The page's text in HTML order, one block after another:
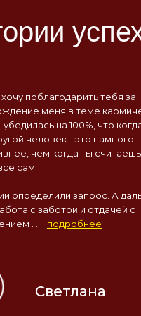
поблагодарить тебя за
меня в теме
на 100%, что
человек - это намного
чем когда ты
сам
определили запрос. А
с заботой и отдачей с
. . .
Светлана
подробнее